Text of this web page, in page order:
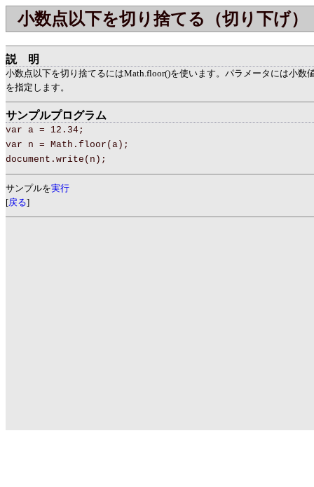
小数点以下を切り捨てる（切り下げ）
説明
小数点以下を切り捨てるにはMath.floor()を使います。パラメータには小数
を指定します。
サンプルプログラム
var a = 12.34;
var n = Math.floor(a);
document.write(n);
サンプルを実行
[戻る]